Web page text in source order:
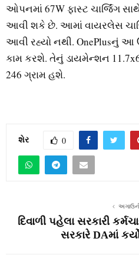
ઓપનમાં 67W ફાસ્ટ ચાર્જિંગ
આવી શકે છે. આમાં વાયરલેસ
આવી રહ્યો નથી. OnePlusનું આ
કામ કરશે. તેનું ડાયમેન્શન
246 ગ્રામ હશે.
શેર 0
દિવાળી પહેલા સરકારી
સરકારે DAમાં